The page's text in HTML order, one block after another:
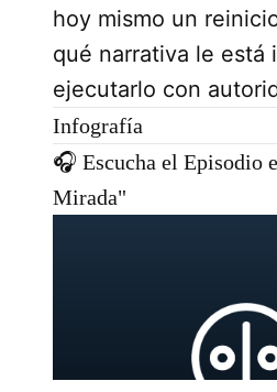
hoy mismo un
qué narrativa le está
ejecutarlo con
Infografía
🎧 Escucha el Episodio
Mirada"